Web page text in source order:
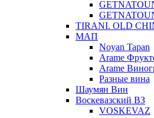
TIRANI. OLD
МАП
Noyan Tapan
Arame
Arame
Разные вина
Шаумян Вин
Воскевазский ВЗ
VOSKEVAZ